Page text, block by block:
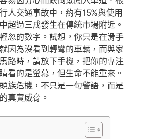
人交通事故中，約有15%與使用
超過三成發生在傳統市場附近。
忽的數字。試想，你只是在滑手
因為沒看到轉彎的車輛，而與家
路時，請放下手機，把你的專注
看的是螢幕，但生命不能重來。
族危機，不只是一句警語，而是
真實威脅。